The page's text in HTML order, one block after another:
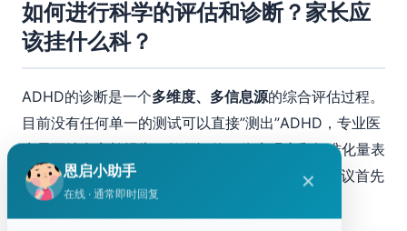
如何进行科学的评估和诊断？家长应
该挂什么科？
ADHD的诊断是一个多维度、多信息源的综合评估过程。
目前没有任何单一的测试可以直接”测出”ADHD，专业医
生需要结合家长报告、教师评价、临床观察和标准化量表
来做出诊断。如果您怀疑孩子可能患有ADHD，建议首先
前往发育行为儿科或儿童精神科就诊。
恩启小助手
在线 · 通常即时回复
✕